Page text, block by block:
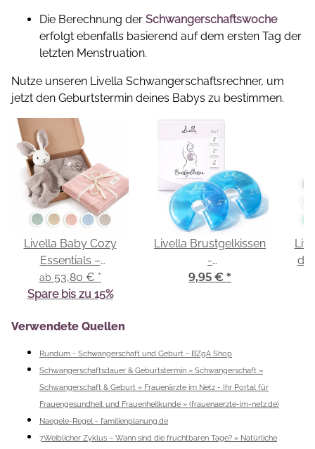
Die Berechnung der Schwangerschaftswoche
erfolgt ebenfalls basierend auf dem ersten Tag der
letzten Menstruation.
Nutze unseren Livella Schwangerschaftsrechner, um
jetzt den Geburtstermin deines Babys zu bestimmen.
Livella Baby Cozy
Essentials –
Kuscheltuch &
Babystrickdecke
ab 53,80 € *
Spare bis zu 15%
Livella Brustgelkissen
-
Kalt-/Warmkompresse
9,95 € *
Verwendete Quellen
Rundum - Schwangerschaft und Geburt - BZgA Shop
Schwangerschaftsdauer & Geburtstermin » Schwangerschaft »
Schwangerschaft & Geburt » Frauenärzte im Netz - Ihr Portal für
Frauengesundheit und Frauenheilkunde » (frauenaerzte-im-netz.de)
Naegele-Regel - familienplanung.de
7Weiblicher Zyklus – Wann sind die fruchtbaren Tage? » Natürliche